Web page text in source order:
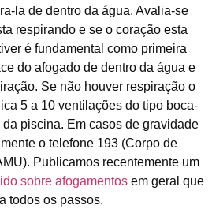
la de dentro da água. Avalia-se
respirando e se o coração esta
é fundamental como primeira
do afogado de dentro da água e
Se não houver respiração o
5 a 10 ventilações do tipo boca-
piscina. Em casos de gravidade
o telefone 193 (Corpo de
Publicamos recentemente um
sobre afogamentosem geral que
todos os passos.